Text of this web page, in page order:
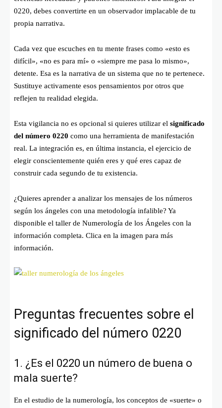
0220, debes convertirte en un observador implacable de tu
propia narrativa.
Cada vez que escuches en tu mente frases como «esto es
difícil», «no es para mí» o «siempre me pasa lo mismo»,
detente. Esa es la narrativa de un sistema que no te pertenece.
Sustituye activamente esos pensamientos por otros que
reflejen tu realidad elegida.
Esta vigilancia no es opcional si quieres utilizar el significado
del número 0220 como una herramienta de manifestación
real. La integración es, en última instancia, el ejercicio de
elegir conscientemente quién eres y qué eres capaz de
construir cada segundo de tu existencia.
¿Quieres aprender a analizar los mensajes de los números
según los ángeles con una metodología infalible? Ya
disponible el taller de Numerología de los Ángeles con la
información completa. Clica en la imagen para más
información.
Preguntas frecuentes sobre el
significado del número 0220
1. ¿Es el 0220 un número de buena o
mala suerte?
En el estudio de la numerología, los conceptos de «suerte» o